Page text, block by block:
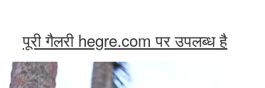
पूरी गैलरी hegre.com पर उपलब्ध है